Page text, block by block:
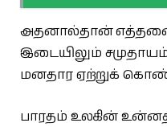
அதனால்தான்
இடையிலும்
மனதார ஏற்றுக்
பாரதம் உலகின் உன்னத